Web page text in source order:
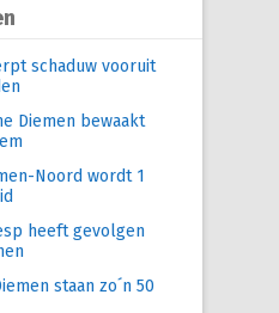
schaduw vooruit
Diemen bewaakt
Noord wordt 1
heeft gevolgen
staan zo´n 50